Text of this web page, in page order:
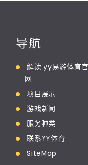
导航
解读 yy易游体育官
网
项目展示
游戏新闻
服务种类
联系YY体育
SiteMap